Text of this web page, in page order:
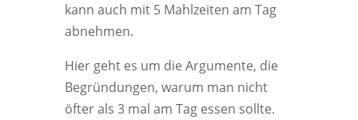
kann auch mit 5 Mahlzeiten am Tag
abnehmen.
Hier geht es um die Argumente, die
Begründungen, warum man nicht
öfter als 3 mal am Tag essen sollte.